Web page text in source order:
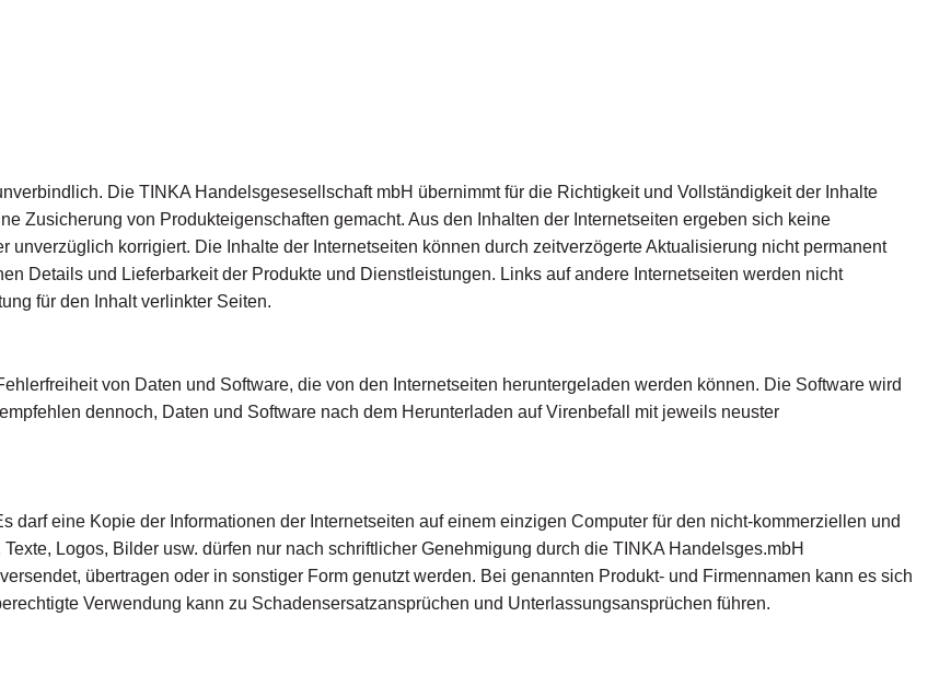
Die TINKA Handelsgesesellschaft mbH übernimmt für die Richtigkeit und Vollständigkeit der Inhalte
Zusicherung von Produkteigenschaften gemacht. Aus den Inhalten der Internetseiten ergeben sich keine
korrigiert. Die Inhalte der Internetseiten können durch zeitverzögerte Aktualisierung nicht permanent
Details und Lieferbarkeit der Produkte und Dienstleistungen. Links auf andere Internetseiten werden nicht
für den Inhalt verlinkter Seiten.
von Daten und Software, die von den Internetseiten heruntergeladen werden können. Die Software wird
dennoch, Daten und Software nach dem Herunterladen auf Virenbefall mit jeweils neuster
darf eine Kopie der Informationen der Internetseiten auf einem einzigen Computer für den nicht-kommerziellen und
Logos, Bilder usw. dürfen nur nach schriftlicher Genehmigung durch die TINKA Handelsges.mbH
übertragen oder in sonstiger Form genutzt werden. Bei genannten Produkt- und Firmennamen kann es sich
Verwendung kann zu Schadensersatzansprüchen und Unterlassungsansprüchen führen.